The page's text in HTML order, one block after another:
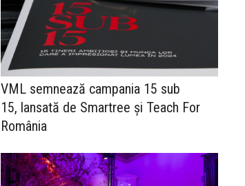
VML semnează campania 15 sub
15, lansată de Smartree și Teach For
România